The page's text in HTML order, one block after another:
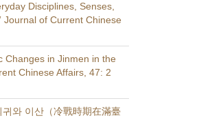
Disciplines, Senses,
Journal of Current Chinese
Changes in Jinmen in the
Chinese Affairs, 47: 2
귀와 이산（冷戰時期在滿臺